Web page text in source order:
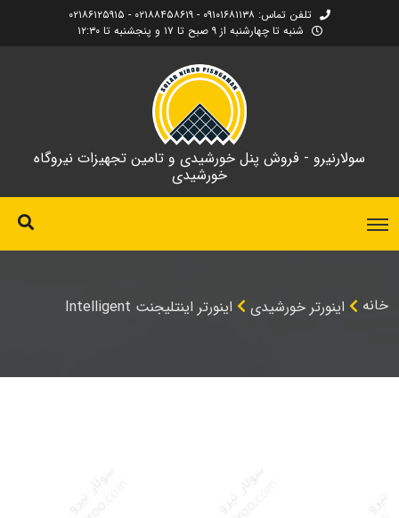
تلفن تماس: ۰۹۱۰۱۶۸۱۱۳۸ - ۰۲۱۸۸۴۵۸۶۱۹ - ۰۲۱۸۶۱۲۵۹۱۵
شنبه تا چهارشنبه از ۹ صبح تا ۱۷ و پنجشنبه تا ۱۲:۳۰
سولارنیرو - فروش پنل خورشیدی و تامین تجهیزات نیروگاه
خورشیدی
خانه اینورتر خورشیدی اینورتر اینتلیجنت Intelligent